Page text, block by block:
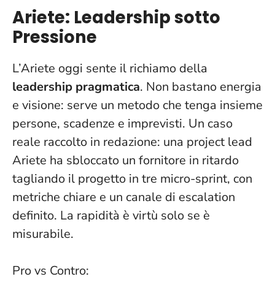
Ariete: Leadership sotto
Pressione
L’Ariete oggi sente il richiamo della
leadership pragmatica. Non bastano energia
e visione: serve un metodo che tenga insieme
persone, scadenze e imprevisti. Un caso
reale raccolto in redazione: una project lead
Ariete ha sbloccato un fornitore in ritardo
tagliando il progetto in tre micro-sprint, con
metriche chiare e un canale di escalation
definito. La rapidità è virtù solo se è
misurabile.
Pro vs Contro: